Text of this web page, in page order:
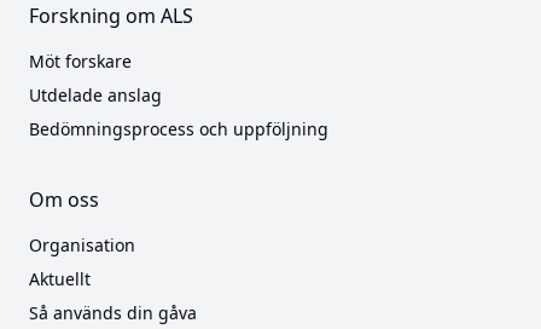
Forskning om ALS
Möt forskare
Utdelade anslag
Bedömningsprocess och uppföljning
Om oss
Organisation
Aktuellt
Så används din gåva